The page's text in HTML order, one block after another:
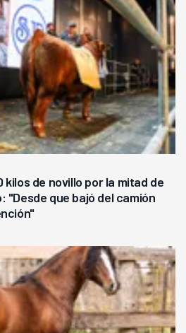
kilos de novillo por la mitad de
que bajó del camión